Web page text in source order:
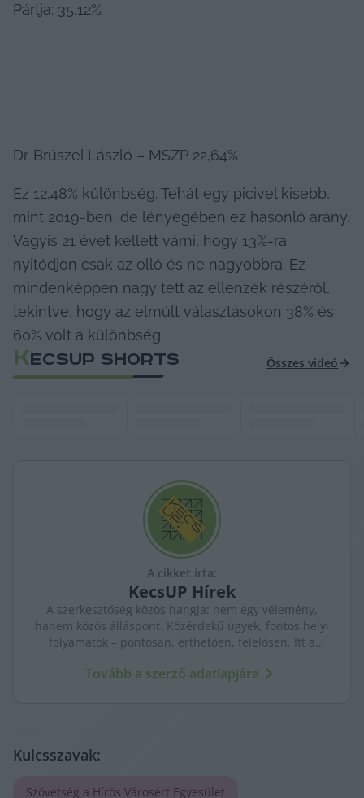
Pártja: 35,12%
Dr. Brúszel László – MSZP 22,64%
Ez 12,48% különbség. Tehát egy picivel kisebb,
mint 2019-ben, de lényegében ez hasonló arány.
Vagyis 21 évet kellett várni, hogy 13%-ra
nyitódjon csak az olló és ne nagyobbra. Ez
mindenképpen nagy tett az ellenzék részéről,
tekintve, hogy az elmúlt választásokon 38% és
60% volt a különbség.
KECSUP SHORTS Összes videó
A cikket írta:
KecsUP Hírek
A szerkesztőség közös hangja: nem egy vélemény,
hanem közös álláspont. Közérdekű ügyek, fontos helyi
folyamatok – pontosan, érthetően, felelősen. Itt a
Tovább a szerző adatlapjára
Kulcsszavak:
Szövetség a Hírös Városért Egyesület